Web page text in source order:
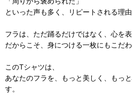
といった声も多く、リピートされる理由
フラは、ただ踊るだけではなく、心を表
だからこそ、身につける一枚にもこだわ
このTシャツは、
あなたのフラを、もっと美しく、もっ
す。